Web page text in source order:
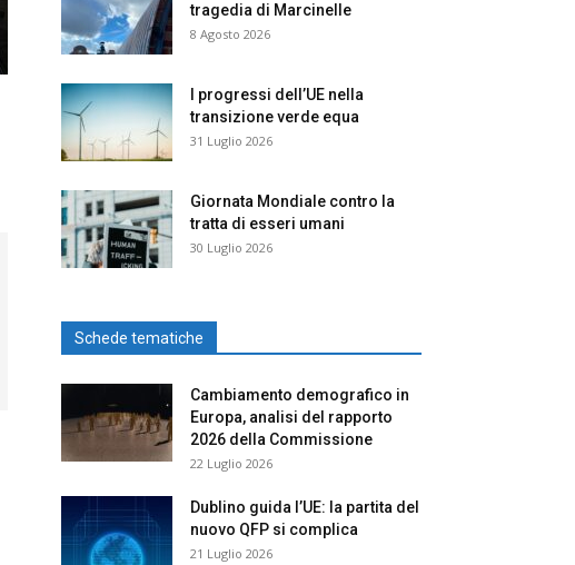
tragedia di Marcinelle
8 Agosto 2026
I progressi dell’UE nella
transizione verde equa
31 Luglio 2026
Giornata Mondiale contro la
tratta di esseri umani
30 Luglio 2026
Schede tematiche
Cambiamento demografico in
Europa, analisi del rapporto
2026 della Commissione
22 Luglio 2026
Dublino guida l’UE: la partita del
nuovo QFP si complica
21 Luglio 2026